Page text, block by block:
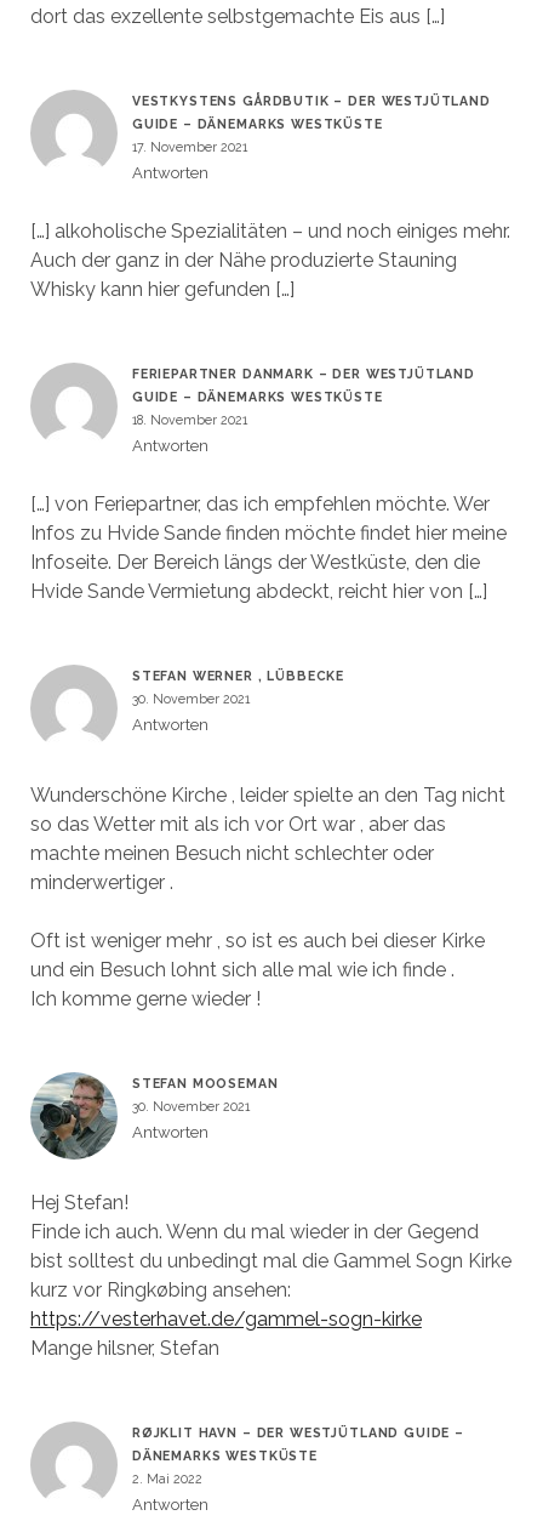
dort das exzellente selbstgemachte Eis aus […]
VESTKYSTENS GÅRDBUTIK – DER WESTJÜTLAND
GUIDE – DÄNEMARKS WESTKÜSTE
17. November 2021
Antworten
[…] alkoholische Spezialitäten – und noch einiges mehr.
Auch der ganz in der Nähe produzierte Stauning
Whisky kann hier gefunden […]
FERIEPARTNER DANMARK – DER WESTJÜTLAND
GUIDE – DÄNEMARKS WESTKÜSTE
18. November 2021
Antworten
[…] von Feriepartner, das ich empfehlen möchte. Wer
Infos zu Hvide Sande finden möchte findet hier meine
Infoseite. Der Bereich längs der Westküste, den die
Hvide Sande Vermietung abdeckt, reicht hier von […]
STEFAN WERNER , LÜBBECKE
30. November 2021
Antworten
Wunderschöne Kirche , leider spielte an den Tag nicht
so das Wetter mit als ich vor Ort war , aber das
machte meinen Besuch nicht schlechter oder
minderwertiger .
Oft ist weniger mehr , so ist es auch bei dieser Kirke
und ein Besuch lohnt sich alle mal wie ich finde .
Ich komme gerne wieder !
STEFAN MOOSEMAN
30. November 2021
Antworten
Hej Stefan!
Finde ich auch. Wenn du mal wieder in der Gegend
bist solltest du unbedingt mal die Gammel Sogn Kirke
kurz vor Ringkøbing ansehen:
https://vesterhavet.de/gammel-sogn-kirke
Mange hilsner, Stefan
RØJKLIT HAVN – DER WESTJÜTLAND GUIDE –
DÄNEMARKS WESTKÜSTE
2. Mai 2022
Antworten